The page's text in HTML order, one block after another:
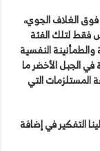
فوق الغلاف الجوي،
فقط لتلك الفئة
النفسية
في الجبل الأخضر ما
المستلزمات التي
التفكير في إضافة